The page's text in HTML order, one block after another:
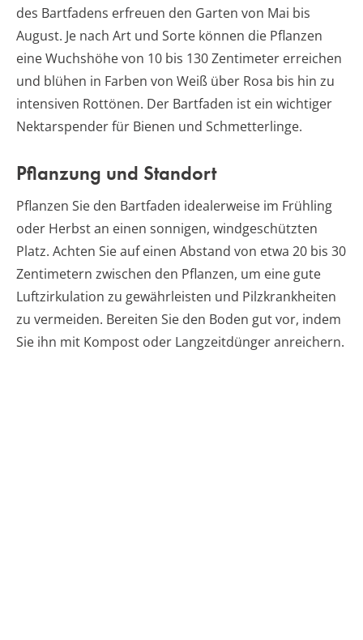
des Bartfadens erfreuen den Garten von Mai bis
August. Je nach Art und Sorte können die Pflanzen
eine Wuchshöhe von 10 bis 130 Zentimeter erreichen
und blühen in Farben von Weiß über Rosa bis hin zu
intensiven Rottönen. Der Bartfaden ist ein wichtiger
Nektarspender für Bienen und Schmetterlinge.
Pflanzung und Standort
Pflanzen Sie den Bartfaden idealerweise im Frühling
oder Herbst an einen sonnigen, windgeschützten
Platz. Achten Sie auf einen Abstand von etwa 20 bis 30
Zentimetern zwischen den Pflanzen, um eine gute
Luftzirkulation zu gewährleisten und Pilzkrankheiten
zu vermeiden. Bereiten Sie den Boden gut vor, indem
Sie ihn mit Kompost oder Langzeitdünger anreichern.